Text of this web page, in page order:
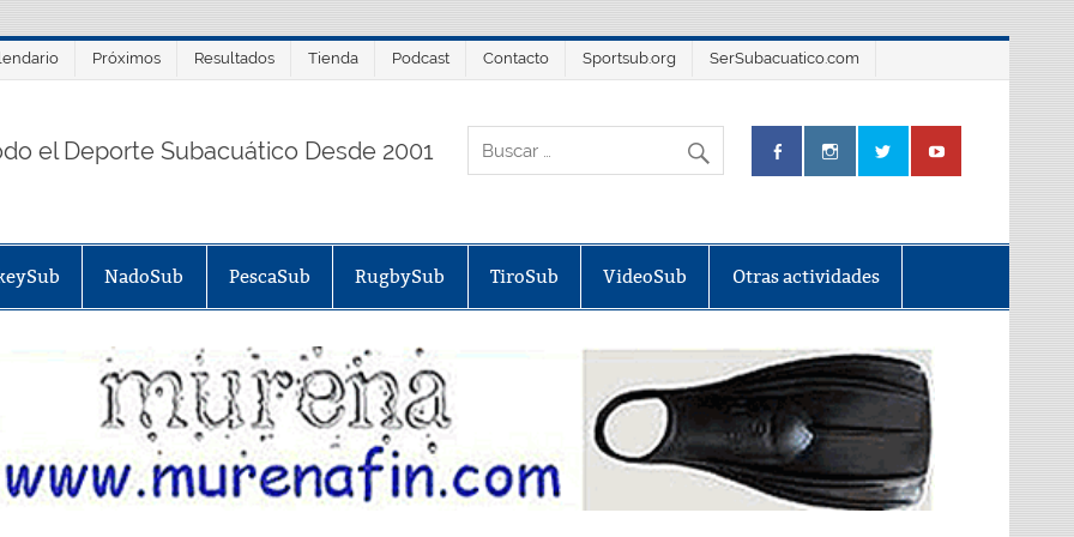
Próximos Resultados Tienda Podcast Contacto Sportsub.org SerSubacuatico.com
el Deporte Subacuático Desde 2001
NadoSub PescaSub RugbySub TiroSub VideoSub Otras actividades